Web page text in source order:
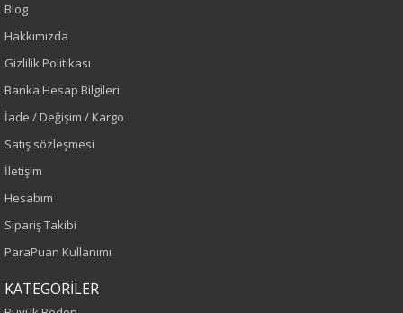
İlkbahar-Yaz
Yetişkin
Normal Bel
Blog
Hakkımızda
Gizlilik Politikası
Banka Hesap Bilgileri
İade / Değişim / Kargo
Satış sözleşmesi
İletişim
Hesabım
Sipariş Takibi
ParaPuan Kullanımı
KATEGORİLER